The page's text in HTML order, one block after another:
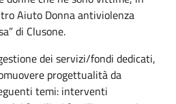
Aiuto Donna antiviolenza
di Clusone.
dei servizi/fondi dedicati,
progettualità da
temi: interventi